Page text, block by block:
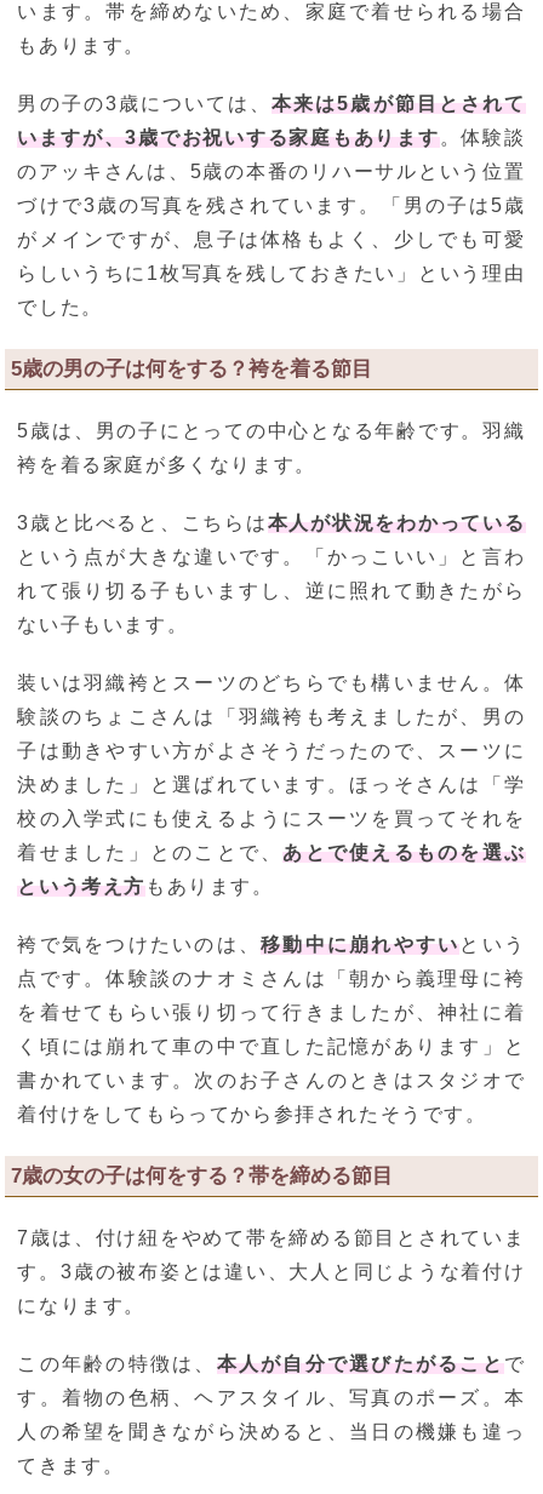
います。帯を締めないため、家庭で着せられる場合
もあります。
男の子の3歳については、本来は5歳が節目とされて
いますが、3歳でお祝いする家庭もあります。体験談
のアッキさんは、5歳の本番のリハーサルという位置
づけで3歳の写真を残されています。「男の子は5歳
がメインですが、息子は体格もよく、少しでも可愛
らしいうちに1枚写真を残しておきたい」という理由
でした。
5歳の男の子は何をする？袴を着る節目
5歳は、男の子にとっての中心となる年齢です。羽織
袴を着る家庭が多くなります。
3歳と比べると、こちらは本人が状況をわかっている
という点が大きな違いです。「かっこいい」と言わ
れて張り切る子もいますし、逆に照れて動きたがら
ない子もいます。
装いは羽織袴とスーツのどちらでも構いません。体
験談のちょこさんは「羽織袴も考えましたが、男の
子は動きやすい方がよさそうだったので、スーツに
決めました」と選ばれています。ほっそさんは「学
校の入学式にも使えるようにスーツを買ってそれを
着せました」とのことで、あとで使えるものを選ぶ
という考え方もあります。
袴で気をつけたいのは、移動中に崩れやすいという
点です。体験談のナオミさんは「朝から義理母に袴
を着せてもらい張り切って行きましたが、神社に着
く頃には崩れて車の中で直した記憶があります」と
書かれています。次のお子さんのときはスタジオで
着付けをしてもらってから参拝されたそうです。
7歳の女の子は何をする？帯を締める節目
7歳は、付け紐をやめて帯を締める節目とされていま
す。3歳の被布姿とは違い、大人と同じような着付け
になります。
この年齢の特徴は、 本人が自分で選びたがることで
す。着物の色柄、ヘアスタイル、写真のポーズ。本
人の希望を聞きながら決めると、当日の機嫌も違っ
てきます。